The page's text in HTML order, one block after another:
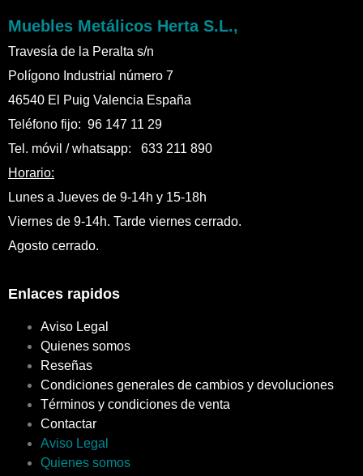
Muebles Metálicos Herta S.L.,
Travesía de la Peralta s/n
Polígono Industrial número 7
46540 El Puig Valencia España
Teléfono fijo: 96 147 11 29
Tel. móvil / whatsapp: 633 211 890
Horario:
Lunes a Jueves de 9-14h y 15-18h
Viernes de 9-14h. Tarde viernes cerrado.
Agosto cerrado.
Enlaces rapidos
Aviso Legal
Quienes somos
Reseñas
Condiciones generales de cambios y devoluciones
Términos y condiciones de venta
Contactar
Aviso Legal
Quienes somos